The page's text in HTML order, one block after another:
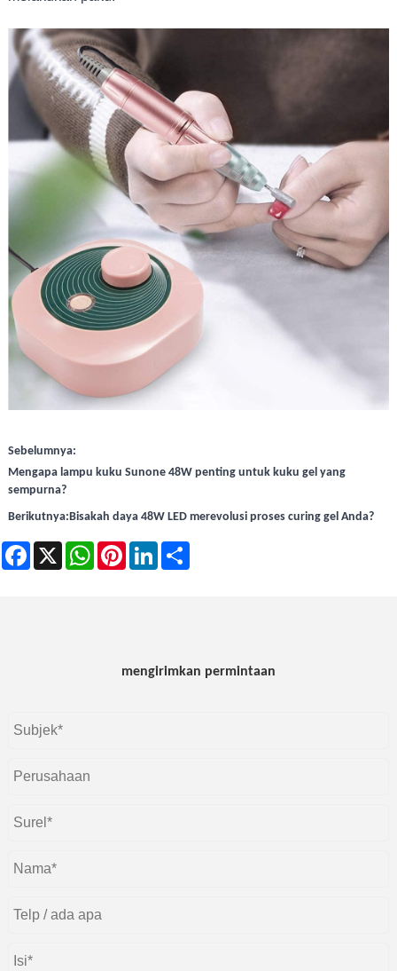
Sebelumnya:
Mengapa lampu kuku Sunone 48W penting untuk kuku gel yang
sempurna?
Berikutnya: Bisakah daya 48W LED merevolusi proses curing gel Anda?
Facebook
X WhatsAppPinterestLinkedIn
mengirimkan permintaan